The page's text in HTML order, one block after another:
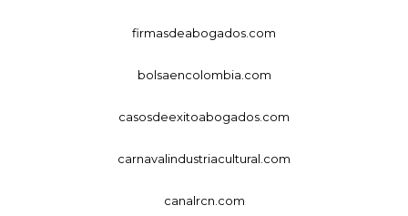
firmasdeabogados.com
bolsaencolombia.com
casosdeexitoabogados.com
carnavalindustriacultural.com
canalrcn.com